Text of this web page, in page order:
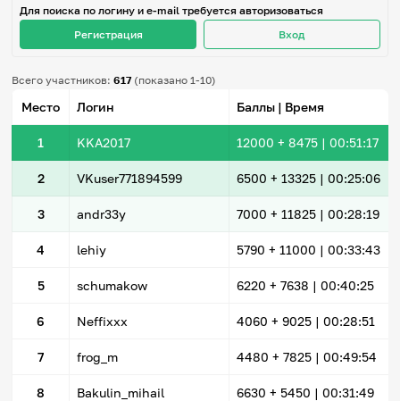
Регистрация Вход
Для поиска по логину и e-mail требуется авторизоваться
Регистрация
Вход
Всего участников:617(показано 1-10)
Место Логин Баллы | Время
1 KKA2017 12000 + 8475| 00:51:17
2 VKuser771894599 6500 + 13325| 00:25:06
3 andr33y 7000 + 11825| 00:28:19
4 lehiy 5790 + 11000 | 00:33:43
5 schumakow 6220 + 7638 | 00:40:25
6 Neffixxx 4060 + 9025| 00:28:51
7 frog_m 4480 + 7825| 00:49:54
8 Bakulin_mihail 6630 + 5450 | 00:31:49